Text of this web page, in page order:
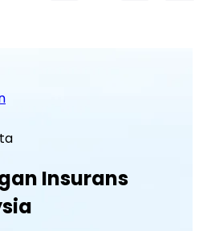
Insurans